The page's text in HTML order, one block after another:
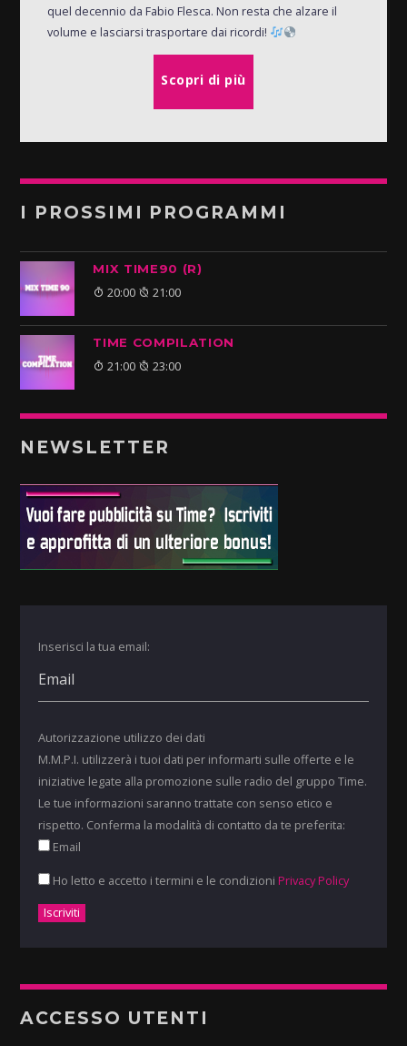
quel decennio da Fabio Flesca. Non resta che alzare il
volume e lasciarsi trasportare dai ricordi!
Scopri di più
I PROSSIMI PROGRAMMI
MIX TIME90 (R)
20:00 21:00
TIME COMPILATION
21:00 23:00
NEWSLETTER
Inserisci la tua email:
Autorizzazione utilizzo dei dati
M.M.P.I. utilizzerà i tuoi dati per informarti sulle offerte e le
iniziative legate alla promozione sulle radio del gruppo Time.
Le tue informazioni saranno trattate con senso etico e
rispetto. Conferma la modalità di contatto da te preferita:
Email
Ho letto e accetto i termini e le condizioni Privacy Policy
ACCESSO UTENTI